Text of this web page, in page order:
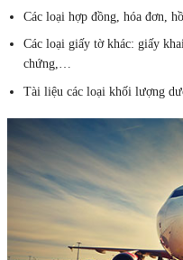
Các loại hợp đồng, hóa đơn,
Các loại giấy tờ khác: giấy
chứng,…
Tài liệu các loại khối lượng